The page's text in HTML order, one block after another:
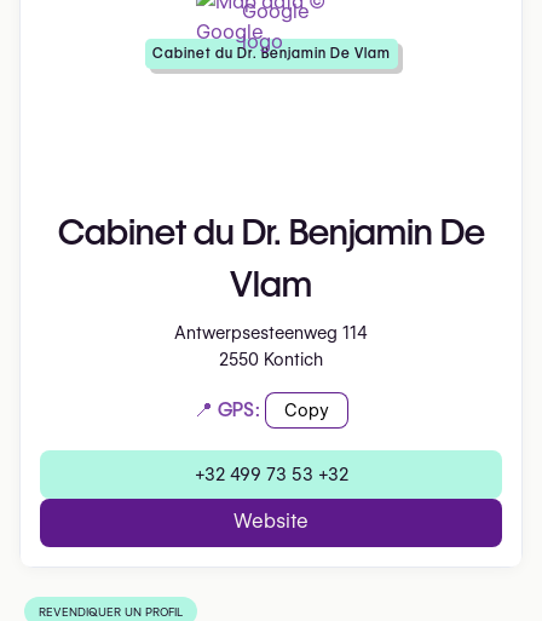
Cabinet du Dr. Benjamin De
Vlam
Antwerpsesteenweg 114
2550 Kontich
📍 GPS: Copy
+32 499 73 53 +32
Website
Cabinet du Dr. Benjamin De Vlam
REVENDIQUER UN PROFIL